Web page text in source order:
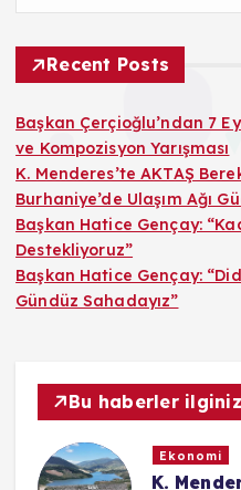
Recent Posts
Başkan Çerçioğlu’ndan 7
ve Kompozisyon Yarışması
K. Menderes’te AKTAŞ
Burhaniye’de Ulaşım Ağı
Başkan Hatice Gençay:
Destekliyoruz”
Başkan Hatice Gençay:
Gündüz Sahadayız”
Bu haberler
Ekonomi
K.